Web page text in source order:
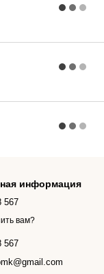
информация
567
вам?
567